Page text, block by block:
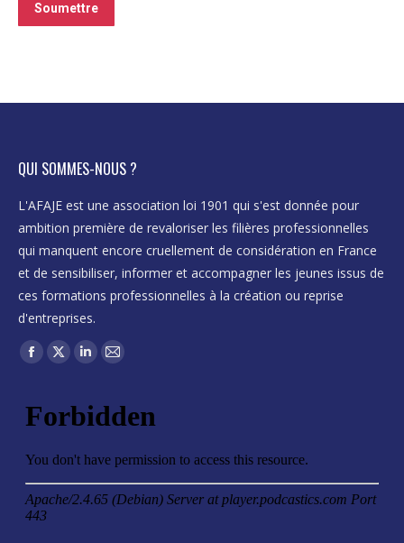
Soumettre
QUI SOMMES-NOUS ?
L'AFAJE est une association loi 1901 qui s'est donnée pour
ambition première de revaloriser les filières professionnelles
qui manquent encore cruellement de considération en France
et de sensibiliser, informer et accompagner les jeunes issus de
ces formations professionnelles à la création ou reprise
d'entreprises.
Trouvez nous sur :
Facebook
opens
new
window
X
opens
new
window
LinkedIn
opens
new
window
Mail
opens
new
window